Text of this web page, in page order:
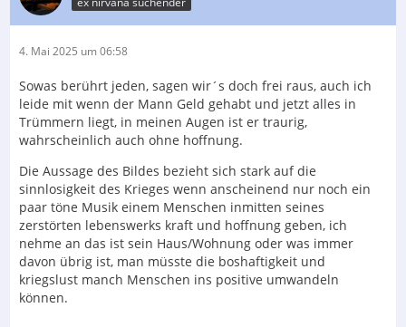
4. Mai 2025 um 06:58
Sowas berührt jeden, sagen wir´s doch frei raus, auch ich
leide mit wenn der Mann Geld gehabt und jetzt alles in
Trümmern liegt, in meinen Augen ist er traurig,
wahrscheinlich auch ohne hoffnung.
Die Aussage des Bildes bezieht sich stark auf die
sinnlosigkeit des Krieges wenn anscheinend nur noch ein
paar töne Musik einem Menschen inmitten seines
zerstörten lebenswerks kraft und hoffnung geben, ich
nehme an das ist sein Haus/Wohnung oder was immer
davon übrig ist, man müsste die boshaftigkeit und
kriegslust manch Menschen ins positive umwandeln
können.